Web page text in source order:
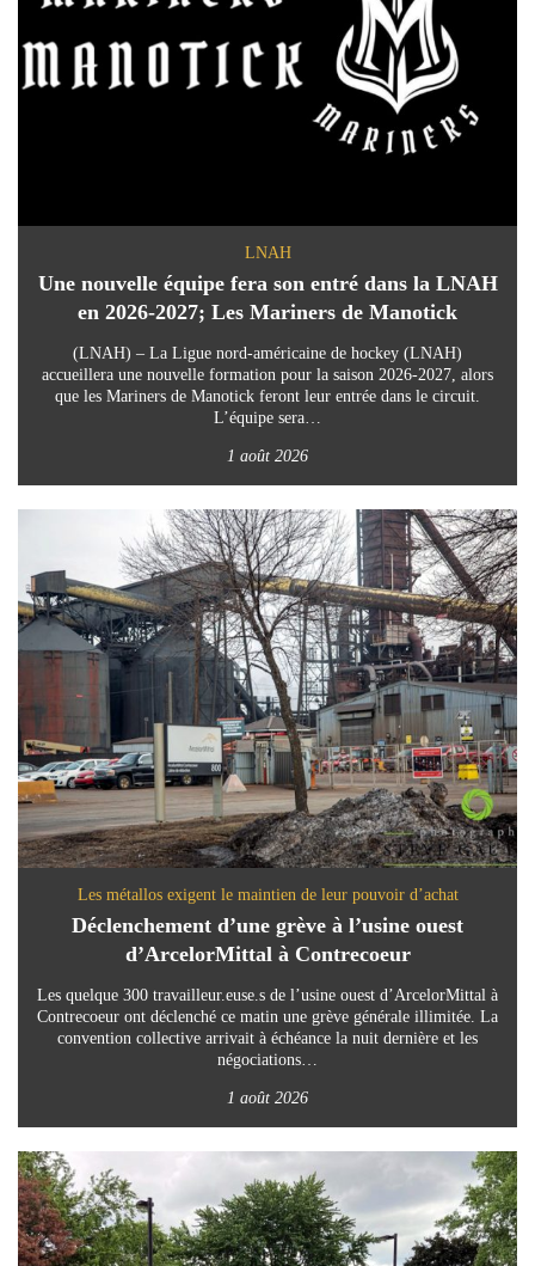
LNAH
Une nouvelle équipe fera son entré dans la LNAH
en 2026-2027; Les Mariners de Manotick
(LNAH) – La Ligue nord-américaine de hockey (LNAH)
accueillera une nouvelle formation pour la saison 2026-2027, alors
que les Mariners de Manotick feront leur entrée dans le circuit.
L’équipe sera…
1 août 2026
Les métallos exigent le maintien de leur pouvoir d’achat
Déclenchement d’une grève à l’usine ouest
d’ArcelorMittal à Contrecoeur
Les quelque 300 travailleur.euse.s de l’usine ouest d’ArcelorMittal à
Contrecoeur ont déclenché ce matin une grève générale illimitée. La
convention collective arrivait à échéance la nuit dernière et les
négociations…
1 août 2026